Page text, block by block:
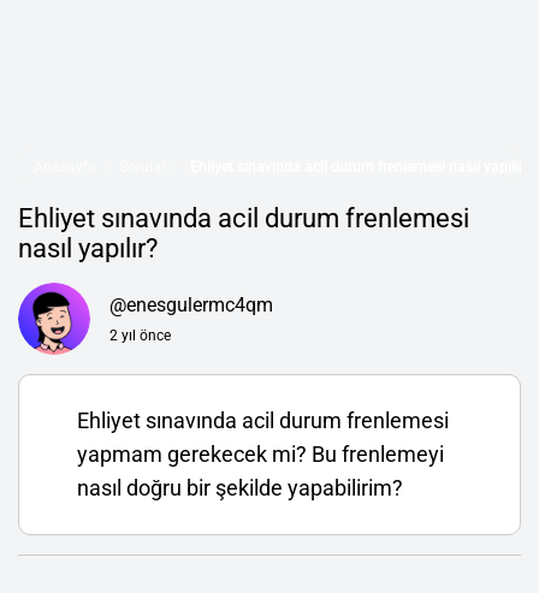
Ehliyet sınavında acil durum frenlemesi
nasıl yapılır?
@enesgulermc4qm
2 yıl önce
Ehliyet sınavında acil durum frenlemesi
yapmam gerekecek mi? Bu frenlemeyi
nasıl doğru bir şekilde yapabilirim?